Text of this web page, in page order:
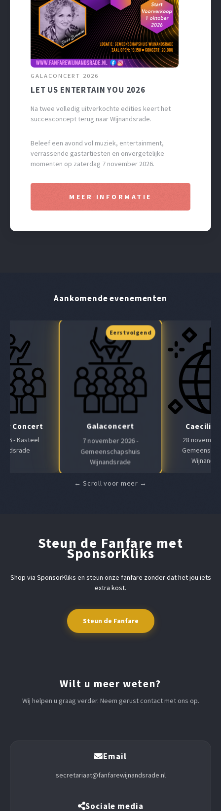
GALACONCERT 2026
LET US ENTERTAIN YOU 2026
Na twee volledig uitverkochte edities keert het
succesconcept terug naar Wijnandsrade.
Beleef een avond vol muziek, entertainment,
verrassende gastartiesten en onvergetelijke
momenten op zaterdag 7 november 2026.
MEER INFORMATIE
Aankomende evenementen
Concert
- Kasteel
Galaconcert
7 november 2026 -
Gemeenschapshuis
Wijnandsrade
28
Steun de Fanfare met
SponsorKliks
Shop via SponsorKliks en steun onze fanfare zonder dat het jou iets
extra kost.
Steun de Fanfare
Wilt u meer weten?
Wij helpen u graag verder. Neem gerust contact met ons op.
Email
secretariaat@fanfarewijnandsrade.nl
Sociale media